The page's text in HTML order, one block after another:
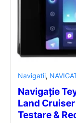
Navigatii,
Navigație
Land
Testare &